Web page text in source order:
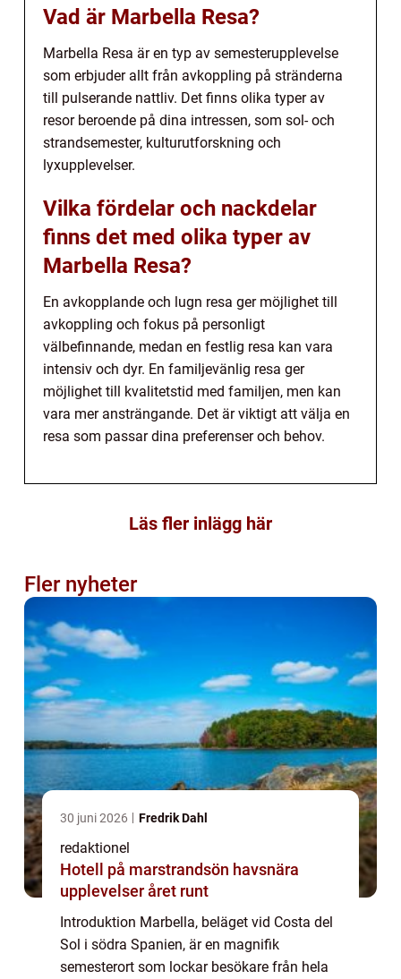
Vad är Marbella Resa?
Marbella Resa är en typ av semesterupplevelse
som erbjuder allt från avkoppling på stränderna
till pulserande nattliv. Det finns olika typer av
resor beroende på dina intressen, som sol- och
strandsemester, kulturutforskning och
lyxupplevelser.
Vilka fördelar och nackdelar
finns det med olika typer av
Marbella Resa?
En avkopplande och lugn resa ger möjlighet till
avkoppling och fokus på personligt
välbefinnande, medan en festlig resa kan vara
intensiv och dyr. En familjevänlig resa ger
möjlighet till kvalitetstid med familjen, men kan
vara mer ansträngande. Det är viktigt att välja en
resa som passar dina preferenser och behov.
Läs fler inlägg här
Fler nyheter
30 juni 2026 Fredrik Dahl
redaktionel
Hotell på marstrandsön havsnära
upplevelser året runt
Introduktion Marbella, beläget vid Costa del
Sol i södra Spanien, är en magnifik
semesterort som lockar besökare från hela